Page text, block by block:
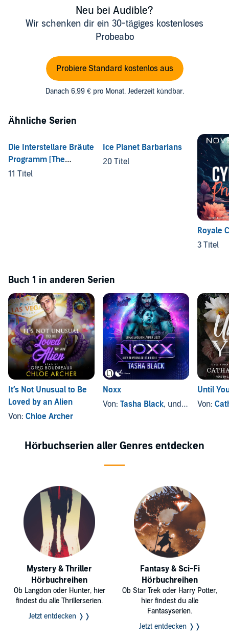
Neu bei Audible?
Wir schenken dir ein 30-tägiges kostenloses
Probeabo
Probiere Standard kostenlos aus
Danach 6,99 € pro Monat. Jederzeit kündbar.
Ähnliche Serien
Die Interstellare Bräute
Programm [The
Interstellar Brides
11 Titel
Ice Planet Barbarians
20 Titel
Royale
3 Titel
Buch 1 in anderen Serien
It’s Not Unusual to Be
Loved by an Alien
Von: Chloe Archer
Noxx
Von: Tasha Black, und andere
Until
Von:
Hörbuchserien aller Genres entdecken
Mystery & Thriller
Hörbuchreihen
Ob Langdon oder Hunter, hier
findest du alle Thrillerserien.
Jetzt entdecken ❭❭
Fantasy & Sci-Fi
Hörbuchreihen
Ob Star Trek oder Harry Potter,
hier findest du alle
Fantasyserien.
Jetzt entdecken ❭❭